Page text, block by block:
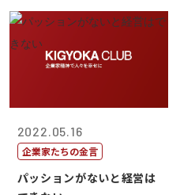
2022.05.16
企業家たちの金言
パッションがないと経営は